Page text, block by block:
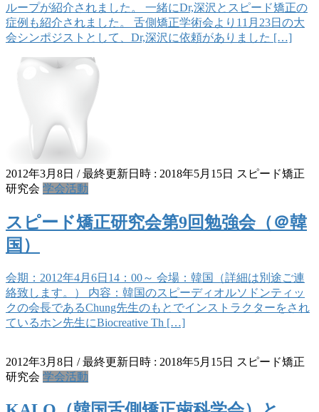
ループが紹介されました。 一緒にDr,深沢とスピード矯正の
症例も紹介されました。 舌側矯正学術会より11月23日の大
会シンポジストとして、Dr,深沢に依頼がありました […]
2012年3月8日 / 最終更新日時 : 2018年5月15日 スピード矯正
研究会 学会活動
スピード矯正研究会第9回勉強会（＠韓
国）
会期：2012年4月6日14：00～ 会場：韓国（詳細は別途ご連
絡致します。） 内容：韓国のスピーディオルソドンティッ
クの会長であるChung先生のもとでインストラクターをされ
ているホン先生にBiocreative Th […]
2012年3月8日 / 最終更新日時 : 2018年5月15日 スピード矯正
研究会 学会活動